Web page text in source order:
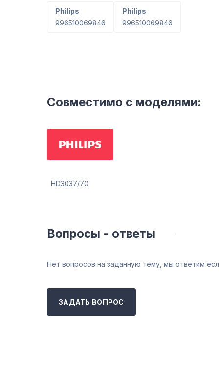
Philips
996510069846
Philips
996510069846
Совместимо с моделями:
HD3037/70
Вопросы - ответы
Нет вопросов на заданную тему, мы ответим
ЗАДАТЬ ВОПРОС